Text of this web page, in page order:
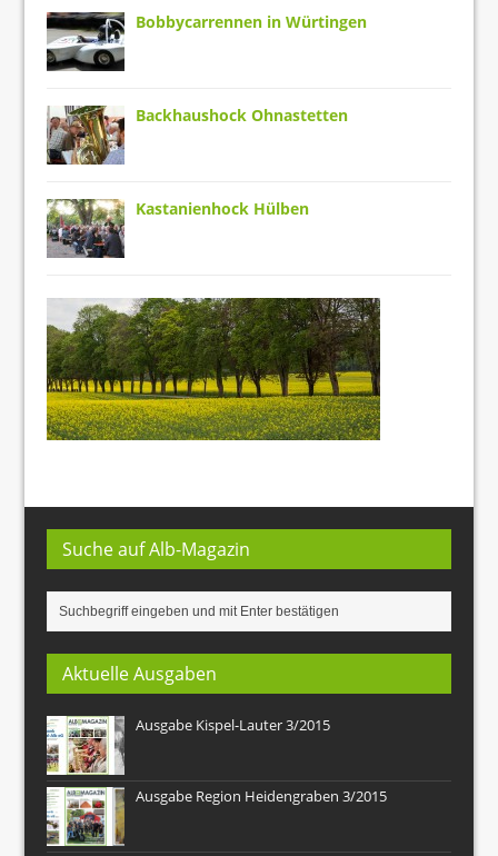
Bobbycarrennen in Würtingen
Backhaushock Ohnastetten
Kastanienhock Hülben
Suche auf Alb-Magazin
Aktuelle Ausgaben
Ausgabe Kispel-Lauter 3/2015
Ausgabe Region Heidengraben 3/2015